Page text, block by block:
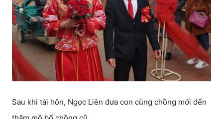
Sau khi tái hôn, Ngọc Liên đưa con cùng chồng mới đến